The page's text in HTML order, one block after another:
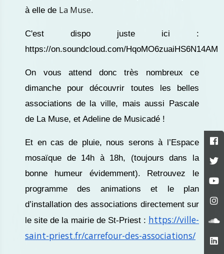
à elle de La Muse.
C'est dispo juste ici :
https://on.soundcloud.com/HqoMO6zuaiHS6N14AM
On vous attend donc très nombreux ce
dimanche pour découvrir toutes les belles
associations de la ville, mais aussi Pascale
de La Muse, et Adeline de Musicadé !
Et en cas de pluie, nous serons à l’Espace
mosaïque de 14h à 18h, (toujours dans la
bonne humeur évidemment). Retrouvez le
programme des animations et le plan
d’installation des associations directement sur
le site de la mairie de St-Priest : https://ville-
saint-priest.fr/carrefour-des-associations/